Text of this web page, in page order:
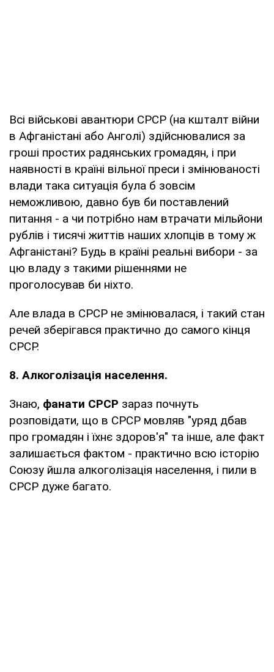
Всі військові авантюри СРСР (на кшталт війни
в Афганістані або Анголі) здійснювалися за
гроші простих радянських громадян, і при
наявності в країні вільної преси і змінюваності
влади така ситуація була б зовсім
неможливою, давно був би поставлений
питання - а чи потрібно нам втрачати мільйони
рублів і тисячі життів наших хлопців в тому ж
Афганістані? Будь в країні реальні вибори - за
цю владу з такими рішеннями не
проголосував би ніхто.
Але влада в СРСР не змінювалася, і такий стан
речей зберігався практично до самого кінця
СРСР.
8. Алкоголізація населення.
Знаю, фанати СРСР зараз почнуть
розповідати, що в СРСР мовляв "уряд дбав
про громадян і їхнє здоров'я" та інше, але факт
залишається фактом - практично всю історію
Союзу йшла алкоголізація населення, і пили в
СРСР дуже багато.